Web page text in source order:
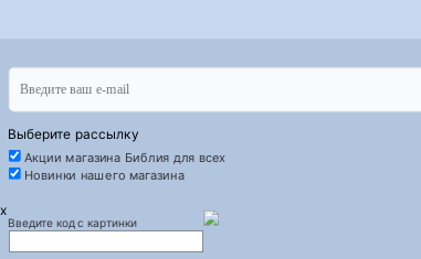
Выберите рассылку
Акции магазина Библия для всех
Новинки нашего магазина
Введите код с картинки